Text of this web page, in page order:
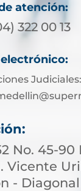
atención:
322 00 13
Judiciales:
No. 45-90
Vicente
-